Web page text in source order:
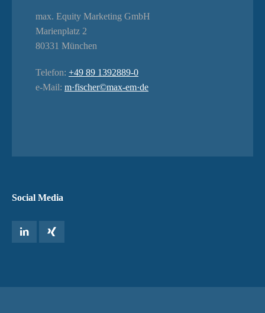
max. Equity Marketing GmbH
Marienplatz 2
80331 München
Telefon: +49 89 1392889-0
e-Mail: m·fischer©max-em·de
Social Media